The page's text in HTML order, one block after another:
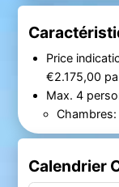
Price
Max. 4
Chambres:
Calendrier